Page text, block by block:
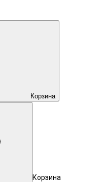
Корзина
Корзина